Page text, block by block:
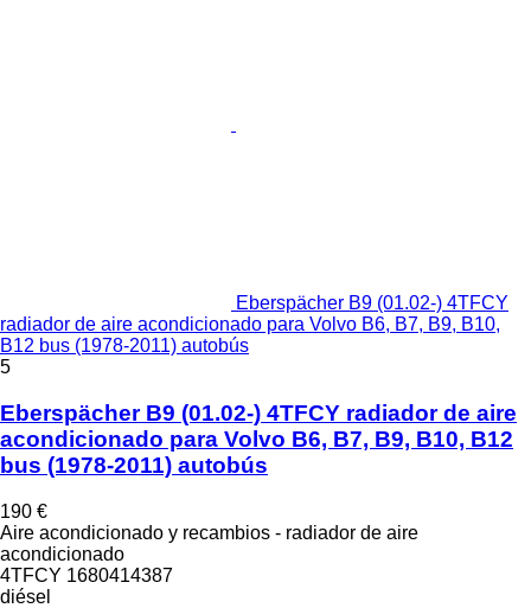
Eberspächer B9 (01.02-) 4TFCY
radiador de aire acondicionado para Volvo B6, B7, B9, B10,
B12 bus (1978-2011) autobús
5
Eberspächer B9 (01.02-) 4TFCY radiador de aire
acondicionado para Volvo B6, B7, B9, B10, B12
bus (1978-2011) autobús
190 €
Aire acondicionado y recambios - radiador de aire
acondicionado
4TFCY 1680414387
diésel